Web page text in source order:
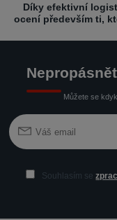
Díky efektivní
ocení především ti,
Můžete se
Souhlasím se